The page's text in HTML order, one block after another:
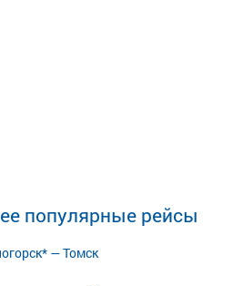
популярные рейсы
— Томск